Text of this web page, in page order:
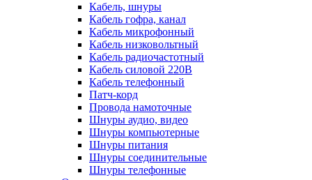
Кабель, шнуры
Кабель гофра, канал
Кабель микрофонный
Кабель низковольтный
Кабель радиочастотный
Кабель силовой 220В
Кабель телефонный
Патч-корд
Провода намоточные
Шнуры аудио, видео
Шнуры компьютерные
Шнуры питания
Шнуры соединительные
Шнуры телефонные